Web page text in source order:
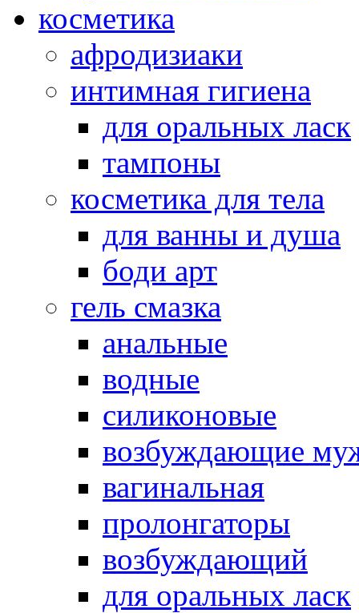
косметика
афродизиаки
интимная гигиена
для оральных ласк
тампоны
косметика для тела
для ванны и душа
боди арт
гель смазка
анальные
водные
силиконовые
возбуждающие
вагинальная
пролонгаторы
возбуждающий
для оральных ласк